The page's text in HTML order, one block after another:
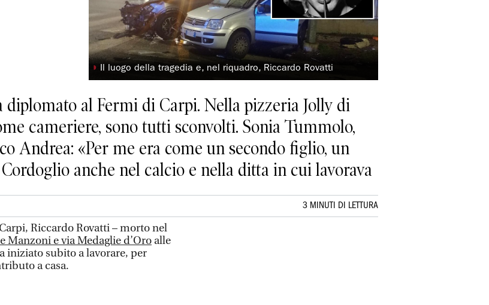
◗ Il luogo della tragedia e, nel riquadro, Riccardo Rovatti
diplomato al Fermi di Carpi. Nella pizzeria Jolly di
cameriere, sono tutti sconvolti. Sonia Tummolo,
Andrea: «Per me era come un secondo figlio, un
anche nel calcio e nella ditta in cui lavorava
3 MINUTI DI LETTURA
Riccardo Rovatti – morto nel
Manzoni e via Medaglie d’Oro alle
iniziato subito a lavorare, per
a casa.